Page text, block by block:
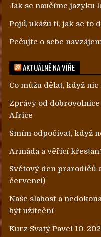
Jak se naučíme jazyku
Pojď, ukážu ti, jak se to
Pečujte o sebe navzájem
AKTUÁLNĚ NA VÍŘE
Co můžu dělat, když nic
Zprávy od
Africe
Smím odpočívat, když
Armáda a věřící
Světový den prarodičů
červenci)
Naše slabost a
být užiteční
Kurz Svatý Pavel 10.